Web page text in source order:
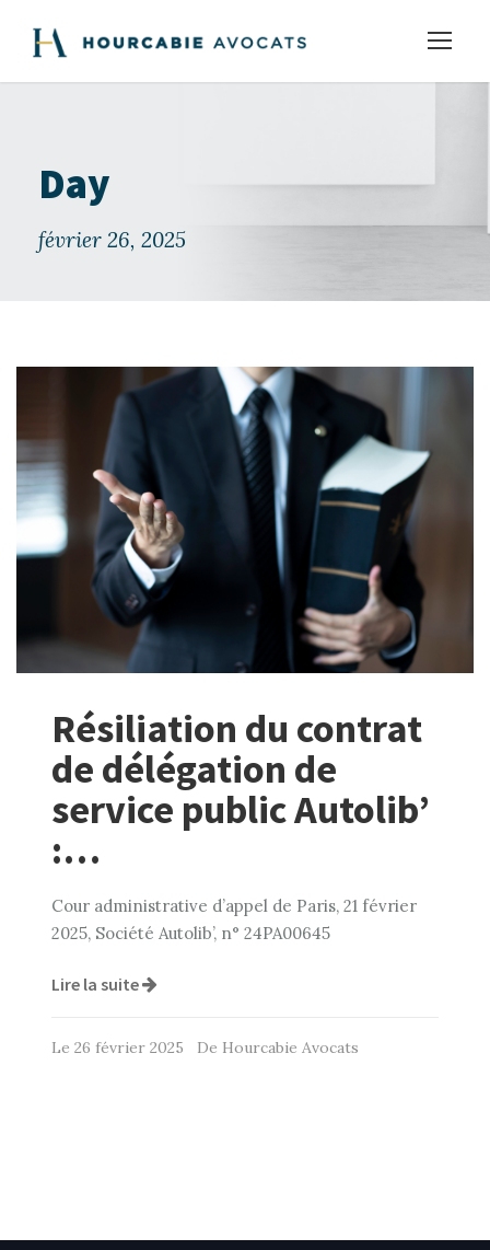
Day
février 26, 2025
Résiliation du contrat
de délégation de
service public Autolib’
:…
Cour administrative d’appel de Paris, 21 février
2025, Société Autolib’, n° 24PA00645
Lire la suite
Le 26 février 2025 De Hourcabie Avocats